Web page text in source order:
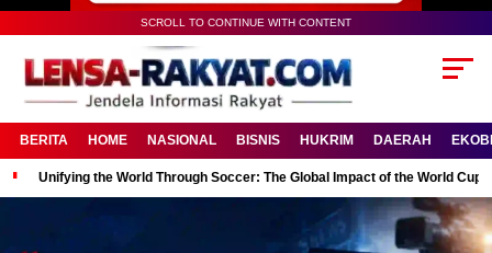
SCROLL TO CONTINUE WITH CONTENT
BERITA HOME NASIONAL BISNIS HUKRIM DAERAH
Unifying the World Through Soccer: The Global Impact of the World Cup